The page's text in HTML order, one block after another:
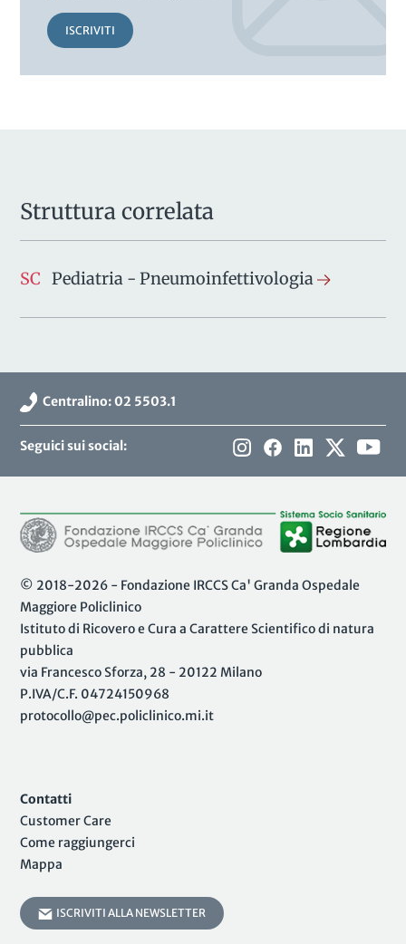
ISCRIVITI
Struttura correlata
SC Pediatria - Pneumoinfettivologia
Centralino: 02 5503.1
Seguici sui social:
© 2018-2026 - Fondazione IRCCS Ca' Granda Ospedale
Maggiore Policlinico
Istituto di Ricovero e Cura a Carattere Scientifico di natura
pubblica
via Francesco Sforza, 28 - 20122 Milano
P.IVA/C.F. 04724150968
protocollo@pec.policlinico.mi.it
Contatti
Customer Care
Come raggiungerci
Mappa
ISCRIVITI ALLA NEWSLETTER